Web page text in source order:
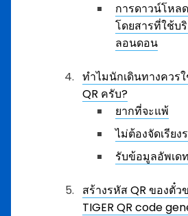
การดาวน์โหล
โดยสารที่ใช้บ
ลอนดอน
ทำไมนักเดินทางควร
QR ครับ?
ยากที่จะแพ้
ไม่ต้องจัดเรียง
รับข้อมูลอัพเด
สร้างรหัส QR ของตั๋
TIGER QR code